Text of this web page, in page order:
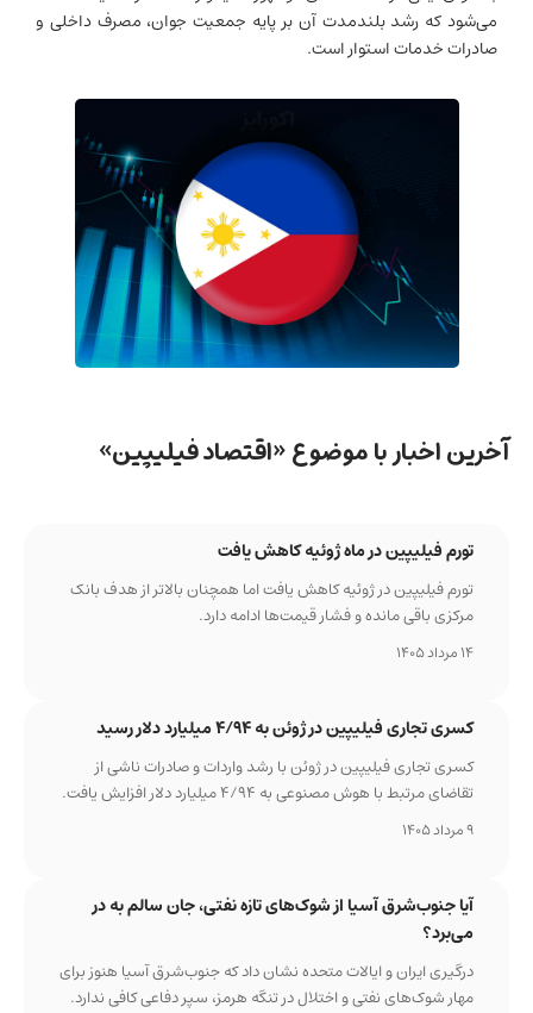
می‌شود که رشد بلندمدت آن بر پایه جمعیت جوان، مصرف داخلی و
صادرات خدمات استوار است.
آخرین اخبار با موضوع «اقتصاد فیلیپین»
تورم فیلیپین در ماه ژوئیه کاهش یافت
تورم فیلیپین در ژوئیه کاهش یافت اما همچنان بالاتر از هدف بانک
مرکزی باقی مانده و فشار قیمت‌ها ادامه دارد.
کسری تجاری فیلیپین در ژوئن به ۴/۹۴ میلیارد دلار رسید
کسری تجاری فیلیپین در ژوئن با رشد واردات و صادرات ناشی از
تقاضای مرتبط با هوش مصنوعی به ۴/۹۴ میلیارد دلار افزایش یافت.
آیا جنوب‌شرق آسیا از شوک‌های تازه نفتی، جان سالم به در
می‌برد؟
درگیری ایران و ایالات متحده نشان داد که جنوب‌شرق آسیا هنوز برای
مهار شوک‌های نفتی و اختلال در تنگه هرمز، سپر دفاعی کافی ندارد.